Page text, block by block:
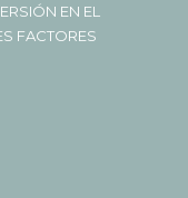
EN EL
FACTORES